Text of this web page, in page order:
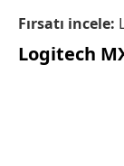
Fırsatı incele:
Logitech